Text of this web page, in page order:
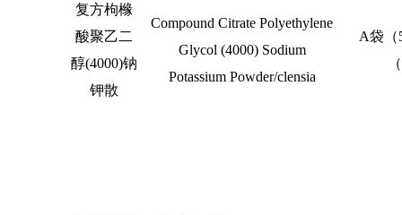
复方枸橼
酸聚乙二
醇(4000)钠
钾散
Compound Citrate Polyethylene
Glycol (4000) Sodium
Potassium Powder/clensia
A袋（
（